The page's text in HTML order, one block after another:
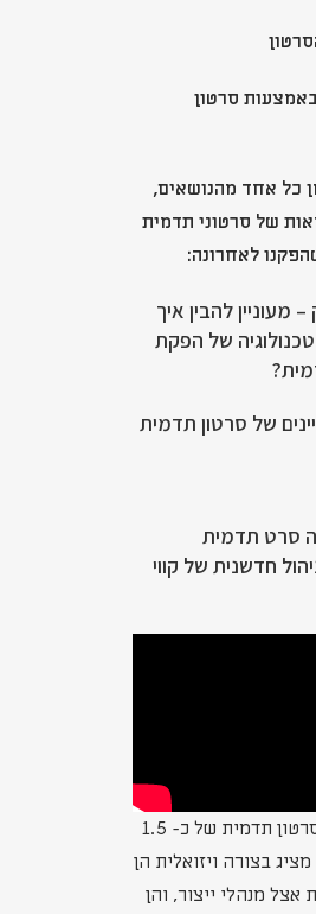
באמצעות סרטון
כל אחד מהנושאים,
דוגמאות של סרטוני תדמית
לאחרונה:
מעוניין להבין איך
של הפקת
של סרטון תדמית
סרט תדמית
חדשנית של קווי
מדובר על סרטון תדמית של כ- 1.5
בצורה ויזואלית הן
אצל מנהלי ייצור, והן